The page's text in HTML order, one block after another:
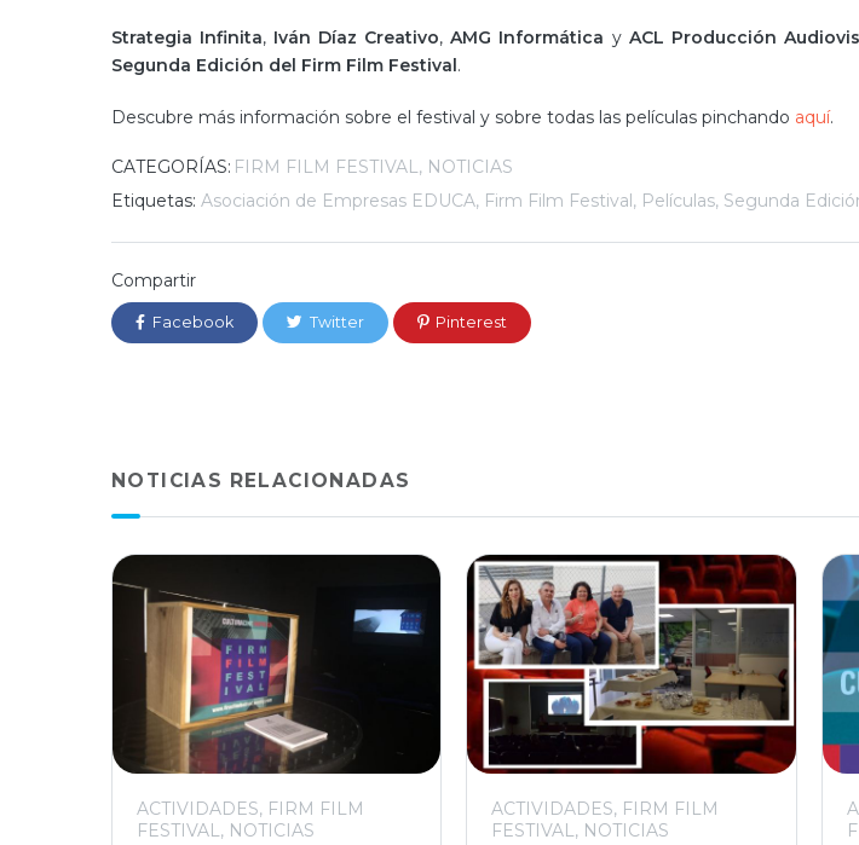
Strategia Infinita, Iván Díaz Creativo,AMG Informática y ACL Producción
Segunda Edición del Firm Film Festival.
Descubre más información sobre el festival y sobre todas las películas pinchando aquí.
CATEGORÍAS: FIRM FILM FESTIVAL
NOTICIAS
Etiquetas: Asociación de Empresas EDUCA, Firm Film Festival, Películas, Segunda
Compartir
Facebook Twitter Pinterest
NOTICIAS RELACIONADAS
ACTIVIDADES FIRM FILM
FESTIVAL
NOTICIAS
ACTIVIDADES FIRM FILM
FESTIVAL
NOTICIAS